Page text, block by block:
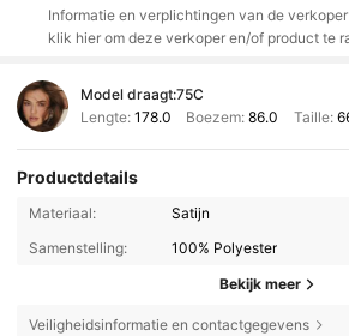
Informatie en verplichtingen van de verkoper
klik hier om deze verkoper en/of product te
Model draagt:75C
Lengte: 178.0 Boezem:86.0 Taille:
Productdetails
Materiaal:
Satijn
Samenstelling:
100% Polyester
Bekijk meer
Veiligheidsinformatie en contactgegevens